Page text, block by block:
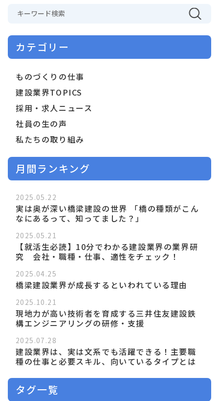
カテゴリー
ものづくりの仕事
建設業界TOPICS
採用・求人ニュース
社員の生の声
私たちの取り組み
月間ランキング
2025.05.22
実は奥が深い橋梁建設の世界 「橋の種類がこん
なにあるって、知ってました？」
2025.05.21
【就活生必読】10分でわかる建設業界の業界研
究 会社・職種・仕事、適性をチェック！
2025.04.25
橋梁建設業界が成長するといわれている理由
2025.10.21
現地力が高い技術者を育成する三井住友建設鉄
構エンジニアリングの研修・支援
2025.07.28
建設業界は、実は文系でも活躍できる！主要職
種の仕事と必要スキル、向いているタイプとは
タグ一覧